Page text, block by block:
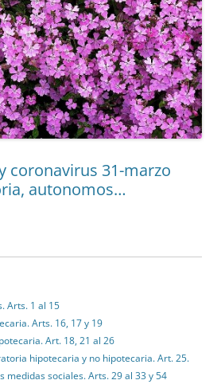
coronavirus 31-marzo
autonomos…
Arts. 1 al 15
Arts. 16, 17 y 19
Art. 18, 21 al 26
hipotecaria y no hipotecaria. Art. 25.
medidas sociales. Arts. 29 al 33 y 54